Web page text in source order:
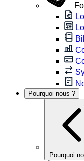
Pourquoi nous ?
Pourquoi